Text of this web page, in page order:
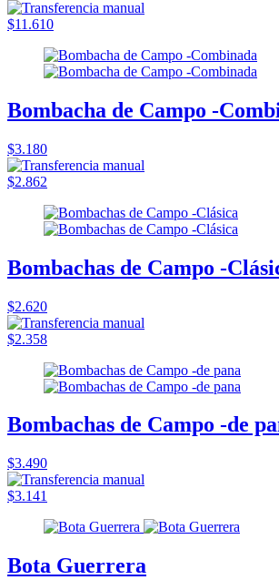
$11.610
Bombacha de Campo -
$3.180
$2.862
Bombachas de Campo -
$2.620
$2.358
Bombachas de Campo -de
$3.490
$3.141
Bota Guerrera